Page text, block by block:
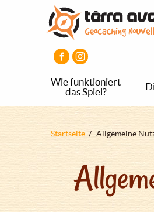
Wie funktioniert
das Spiel?
Pfadnavigation
Startseite Allgemeine